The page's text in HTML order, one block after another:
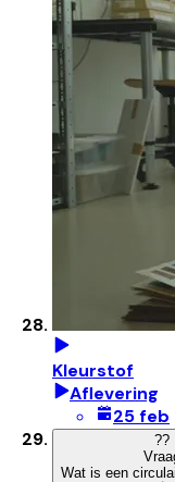
Kleurstof
Aflevering
25 feb
??
Wat is een